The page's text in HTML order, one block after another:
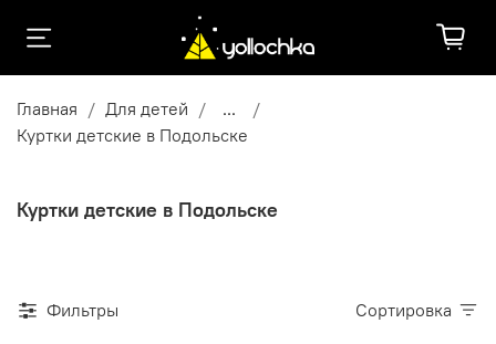
Главная Для детей
...
Куртки детские в Подольске
Куртки детские в Подольске
Фильтры Сортировка